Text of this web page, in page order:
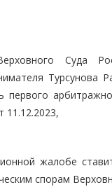
Суда
Турсунова
первого
11.12.2023,
жалобе
спорам